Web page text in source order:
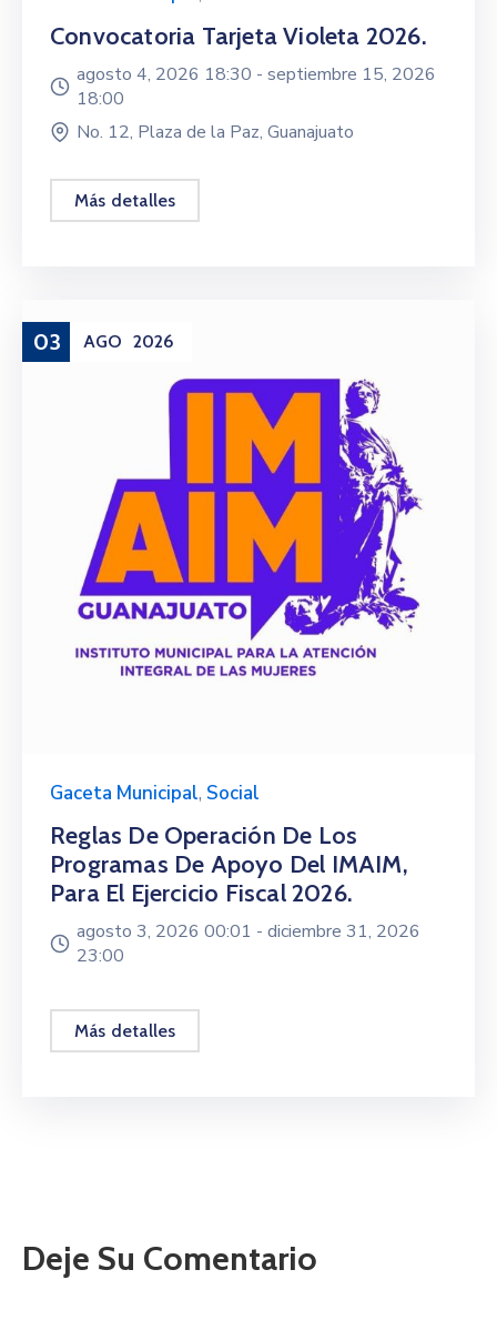
Convocatoria Tarjeta Violeta 2026.
agosto 4, 2026 18:30 - septiembre 15, 2026
18:00
No. 12, Plaza de la Paz, Guanajuato
Más detalles
03 AGO 2026
Gaceta Municipal, Social
Reglas De Operación De Los
Programas De Apoyo Del IMAIM,
Para El Ejercicio Fiscal 2026.
agosto 3, 2026 00:01 - diciembre 31, 2026
23:00
Más detalles
Deje Su Comentario